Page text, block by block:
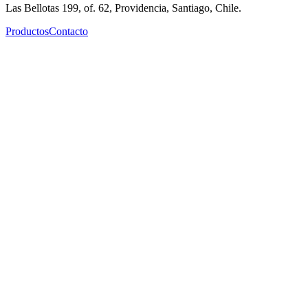
Las Bellotas 199, of. 62, Providencia, Santiago, Chile.
ProductosContacto